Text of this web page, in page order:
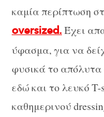
καμία περίπτωση
oversized.Έχει
ύφασμα, για να
φυσικά το
εδώ και το λευκό
καθημερινού